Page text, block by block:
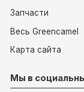
Запчасти
Весь Greencamel
Карта сайта
Мы в